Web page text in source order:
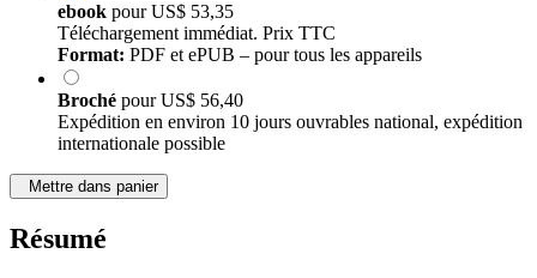
ebook pourUS$ 53,35
Téléchargement immédiat. Prix TTC
Format: PDF et ePUB – pour tous les appareils
Broché pourUS$ 56,40
Expédition en environ 10 jours ouvrables national, expédition
internationale possible
Mettre dans panier
Résumé